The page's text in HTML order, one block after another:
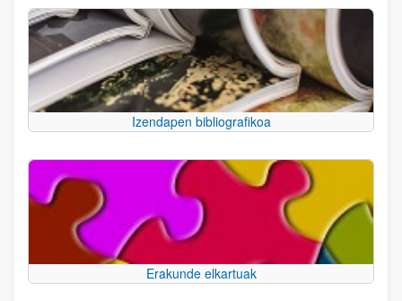
Izendapen bibliografikoa
Erakunde elkartuak